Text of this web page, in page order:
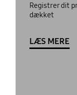
Registrer dit
dækket
LÆS MERE